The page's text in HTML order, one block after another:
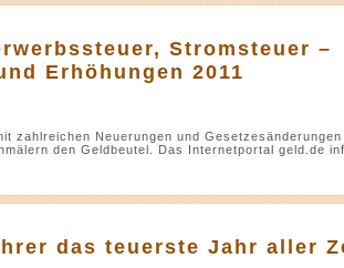
Stromsteuer –
Erhöhungen 2011
zahlreichen Neuerungen und
den Geldbeutel. Das Internetportal geld.de
das teuerste Jahr aller